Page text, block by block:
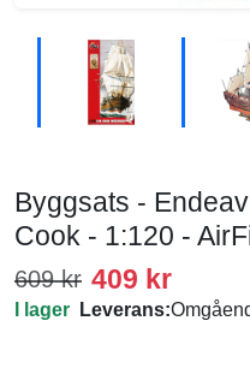
Byggsats -
Cook - 1:120 -
609 kr 409 kr
I lager Leverans: